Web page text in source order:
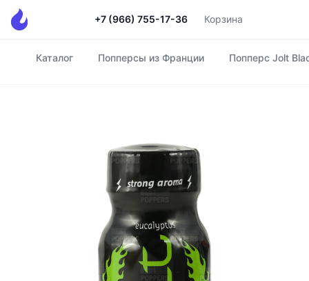
+7 (966) 755-17-36 Корзина
Главная
Каталог Попперсы из Франции Попперс Jolt